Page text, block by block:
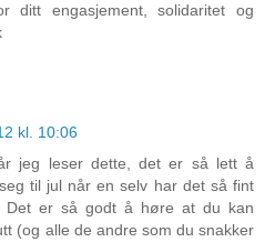
ditt engasjement, solidaritet og
kl. 10:06
jeg leser dette, det er så lett å
til jul når en selv har det så fint
Det er så godt å høre at du kan
(og alle de andre som du snakker